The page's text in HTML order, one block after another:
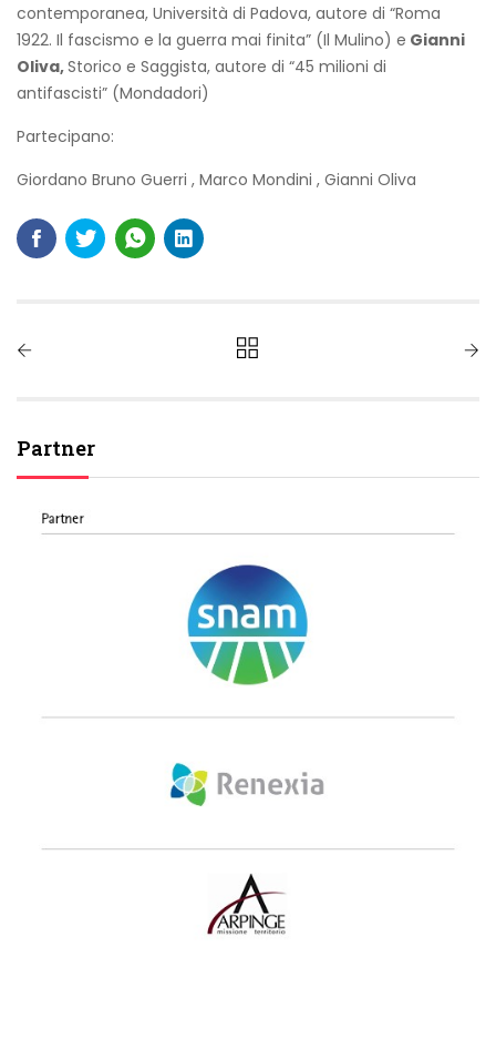
contemporanea, Università di Padova, autore di “Roma
1922. Il fascismo e la guerra mai finita” (Il Mulino) e Gianni
Oliva,Storico e Saggista, autore di “45 milioni di
antifascisti” (Mondadori)
Partecipano:
Giordano Bruno Guerri , Marco Mondini , Gianni Oliva
Partner